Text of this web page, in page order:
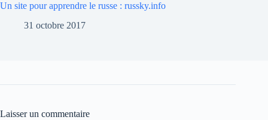
Un site pour apprendre le russe : russky.info
31 octobre 2017
Laisser un commentaire